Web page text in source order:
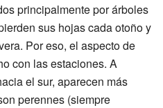
principalmente por árboles
sus hojas cada otoño y
Por eso, el aspecto de
con las estaciones. A
el sur, aparecen más
perennes (siempre